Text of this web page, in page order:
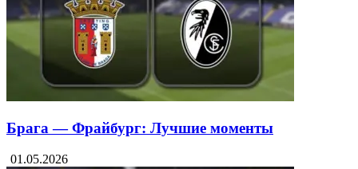
Брага — Фрайбург: Лучшие моменты
01.05.2026